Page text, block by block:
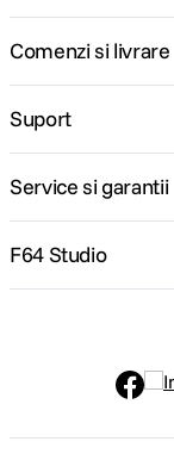
Comenzi si livrare
Suport
Service si garantii
F64 Studio